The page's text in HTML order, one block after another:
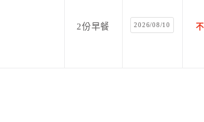
2份早餐 2026/08/10